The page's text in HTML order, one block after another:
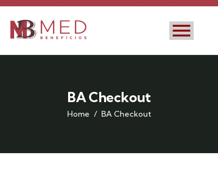
BA Checkout
Home BA Checkout